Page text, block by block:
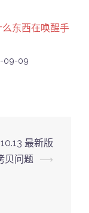
东西在唤醒手
09-09
最新版
贝问题 ⟶